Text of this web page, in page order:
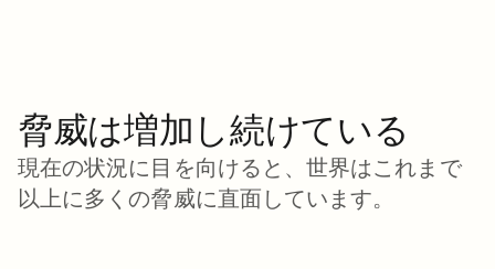
脅威は増加し続けている
現在の状況に目を向けると、世界はこれまで
以上に多くの脅威に直面しています。